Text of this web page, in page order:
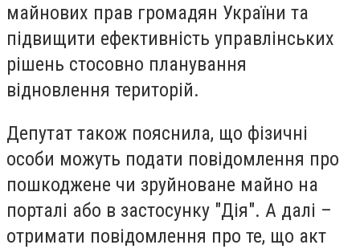
майнових прав громадян України та
підвищити ефективність управлінських
рішень стосовно планування
відновлення територій.
Депутат також пояснила, що фізичні
особи можуть подати повідомлення про
пошкоджене чи зруйноване майно на
порталі або в застосунку "Дія". А далі –
отримати повідомлення про те, що акт